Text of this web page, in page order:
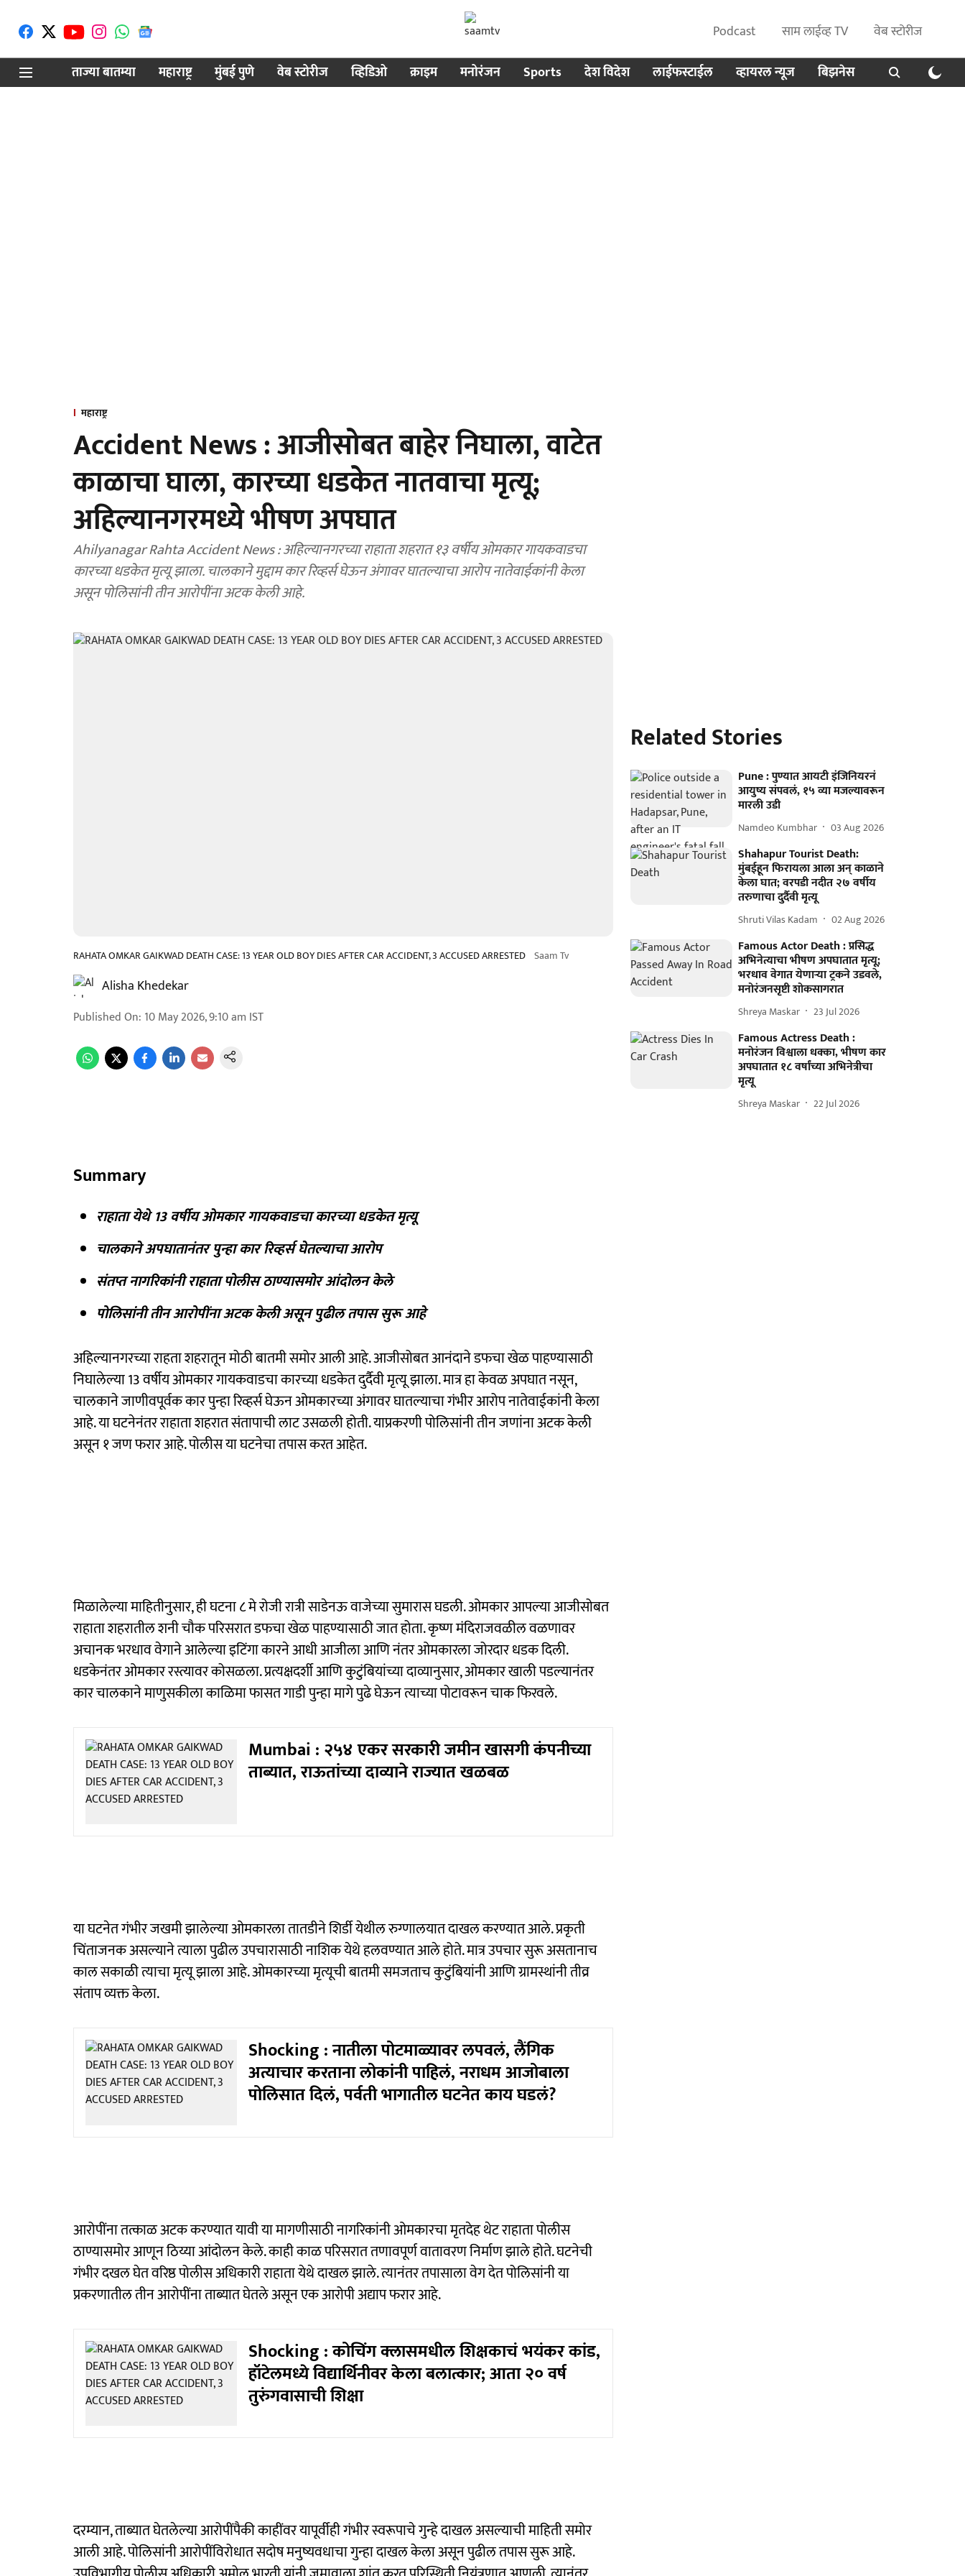
Podcast साम लाईव्ह TV
वेब स्टोरीज
ताज्या बातम्या
महाराष्ट्र मुंबई पुणे वेब स्टोरीज व्हिडिओ क्राइम मनोरंजन Sports देश विदेश लाईफस्टाईल व्हायरल न्यूज बिझनेस
महाराष्ट्र
Accident News : आजीसोबत बाहेर निघाला, वाटेत
काळाचा घाला, कारच्या धडकेत नातवाचा मृत्यू;
अहिल्यानगरमध्ये भीषण अपघात
Ahilyanagar Rahta Accident News : अहिल्यानगरच्या राहाता शहरात १३ वर्षीय ओमकार गायकवाडचा
कारच्या धडकेत मृत्यू झाला. चालकाने मुद्दाम कार रिव्हर्स घेऊन अंगावर घातल्याचा आरोप नातेवाईकांनी केला
असून पोलिसांनी तीन आरोपींना अटक केली आहे.
RAHATA OMKAR GAIKWAD DEATH CASE: 13 YEAR OLD BOY DIES AFTER CAR ACCIDENT, 3 ACCUSED ARRESTED Saam Tv
Alisha Khedekar
Published On: 10 May 2026, 9:10 am IST
Summary
राहाता येथे 13 वर्षीय ओमकार गायकवाडचा कारच्या धडकेत मृत्यू
चालकाने अपघातानंतर पुन्हा कार रिव्हर्स घेतल्याचा आरोप
संतप्त नागरिकांनी राहाता पोलीस ठाण्यासमोर आंदोलन केले
पोलिसांनी तीन आरोपींना अटक केली असून पुढील तपास सुरू आहे
अहिल्यानगरच्या राहता शहरातून मोठी बातमी समोर आली आहे. आजीसोबत आनंदाने डफचा खेळ पाहण्यासाठी
निघालेल्या 13 वर्षीय ओमकार गायकवाडचा कारच्या धडकेत दुर्दैवी मृत्यू झाला. मात्र हा केवळ अपघात नसून,
चालकाने जाणीवपूर्वक कार पुन्हा रिव्हर्स घेऊन ओमकारच्या अंगावर घातल्याचा गंभीर आरोप नातेवाईकांनी केला
आहे. या घटनेनंतर राहाता शहरात संतापाची लाट उसळली होती. याप्रकरणी पोलिसांनी तीन जणांना अटक केली
असून १ जण फरार आहे. पोलीस या घटनेचा तपास करत आहेत.
मिळालेल्या माहितीनुसार, ही घटना ८ मे रोजी रात्री साडेनऊ वाजेच्या सुमारास घडली. ओमकार आपल्या आजीसोबत
राहाता शहरातील शनी चौक परिसरात डफचा खेळ पाहण्यासाठी जात होता. कृष्ण मंदिराजवळील वळणावर
अचानक भरधाव वेगाने आलेल्या इटिंगा कारने आधी आजीला आणि नंतर ओमकारला जोरदार धडक दिली.
धडकेनंतर ओमकार रस्त्यावर कोसळला. प्रत्यक्षदर्शी आणि कुटुंबियांच्या दाव्यानुसार, ओमकार खाली पडल्यानंतर
कार चालकाने माणुसकीला काळिमा फासत गाडी पुन्हा मागे पुढे घेऊन त्याच्या पोटावरून चाक फिरवले.
Mumbai : २५४ एकर सरकारी जमीन खासगी कंपनीच्या
ताब्यात, राऊतांच्या दाव्याने राज्यात खळबळ
या घटनेत गंभीर जखमी झालेल्या ओमकारला तातडीने शिर्डी येथील रुग्णालयात दाखल करण्यात आले. प्रकृती
चिंताजनक असल्याने त्याला पुढील उपचारासाठी नाशिक येथे हलवण्यात आले होते. मात्र उपचार सुरू असतानाच
काल सकाळी त्याचा मृत्यू झाला आहे. ओमकारच्या मृत्यूची बातमी समजताच कुटुंबियांनी आणि ग्रामस्थांनी तीव्र
संताप व्यक्त केला.
Shocking : नातीला पोटमाळ्यावर लपवलं, लैंगिक
अत्याचार करताना लोकांनी पाहिलं, नराधम आजोबाला
पोलिसात दिलं, पर्वती भागातील घटनेत काय घडलं?
आरोपींना तत्काळ अटक करण्यात यावी या मागणीसाठी नागरिकांनी ओमकारचा मृतदेह थेट राहाता पोलीस
ठाण्यासमोर आणून ठिय्या आंदोलन केले. काही काळ परिसरात तणावपूर्ण वातावरण निर्माण झाले होते. घटनेची
गंभीर दखल घेत वरिष्ठ पोलीस अधिकारी राहाता येथे दाखल झाले. त्यानंतर तपासाला वेग देत पोलिसांनी या
प्रकरणातील तीन आरोपींना ताब्यात घेतले असून एक आरोपी अद्याप फरार आहे.
Shocking : कोचिंग क्लासमधील शिक्षकाचं भयंकर कांड,
हॉटेलमध्ये विद्यार्थिनीवर केला बलात्कार; आता २० वर्ष
तुरुंगवासाची शिक्षा
दरम्यान, ताब्यात घेतलेल्या आरोपींपैकी काहींवर यापूर्वीही गंभीर स्वरूपाचे गुन्हे दाखल असल्याची माहिती समोर
आली आहे. पोलिसांनी आरोपींविरोधात सदोष मनुष्यवधाचा गुन्हा दाखल केला असून पुढील तपास सुरू आहे.
Related Stories
Pune : पुण्यात आयटी इंजिनियरनं
आयुष्य संपवलं, १५ व्या मजल्यावरून
मारली उडी
Namdeo Kumbhar 03 Aug 2026
Shahapur Tourist Death:
मुंबईहून फिरायला आला अन् काळाने
केला घात; वरपडी नदीत २७ वर्षीय
तरुणाचा दुर्दैवी मृत्यू
Shruti Vilas Kadam 02 Aug 2026
Famous Actor Death : प्रसिद्ध
अभिनेत्याचा भीषण अपघातात मृत्यू;
भरधाव वेगात येणाऱ्या ट्रकने उडवले,
मनोरंजनसृष्टी शोकसागरात
Shreya Maskar 23 Jul 2026
Famous Actress Death :
मनोरंजन विश्वाला धक्का, भीषण कार
अपघातात १८ वर्षांच्या अभिनेत्रीचा
मृत्यू
Shreya Maskar 22 Jul 2026